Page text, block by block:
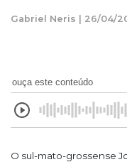
Gabriel Neris | 26/04/
ouça este conteúdo
O sul-mato-grossense